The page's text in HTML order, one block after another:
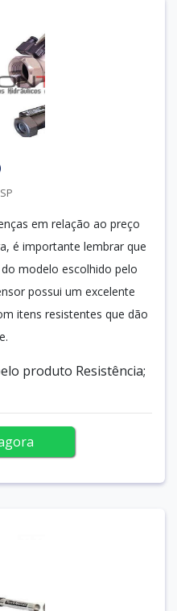
em relação ao preço
é importante lembrar que
modelo escolhido pelo
possui um excelente
itens resistentes que dão
produto Resistência;